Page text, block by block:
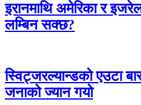
इरानमाथि अमेरिका र
लम्बिन सक्छ?
स्विट्जरल्यान्डको एउटा
जनाको ज्यान गयो